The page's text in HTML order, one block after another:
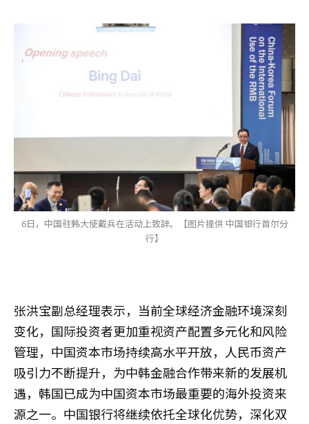
6日，中国驻韩大使戴兵在活动上致辞。【图片提供 中国银行首尔分
行】
张洪宝副总经理表示，当前全球经济金融环境深刻
变化，国际投资者更加重视资产配置多元化和风险
管理，中国资本市场持续高水平开放，人民币资产
吸引力不断提升，为中韩金融合作带来新的发展机
遇，韩国已成为中国资本市场最重要的海外投资来
源之一。中国银行将继续依托全球化优势，深化双